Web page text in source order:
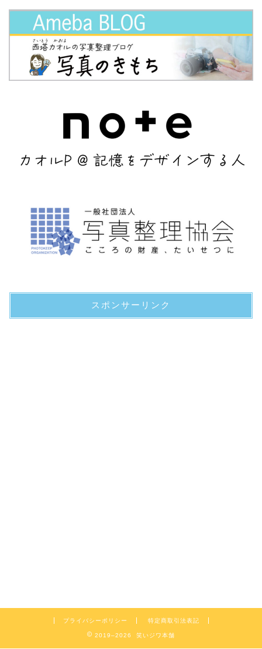
スポンサーリンク
プライバシーポリシー 特定商取引法表記
2019–2026 笑いジワ本舗